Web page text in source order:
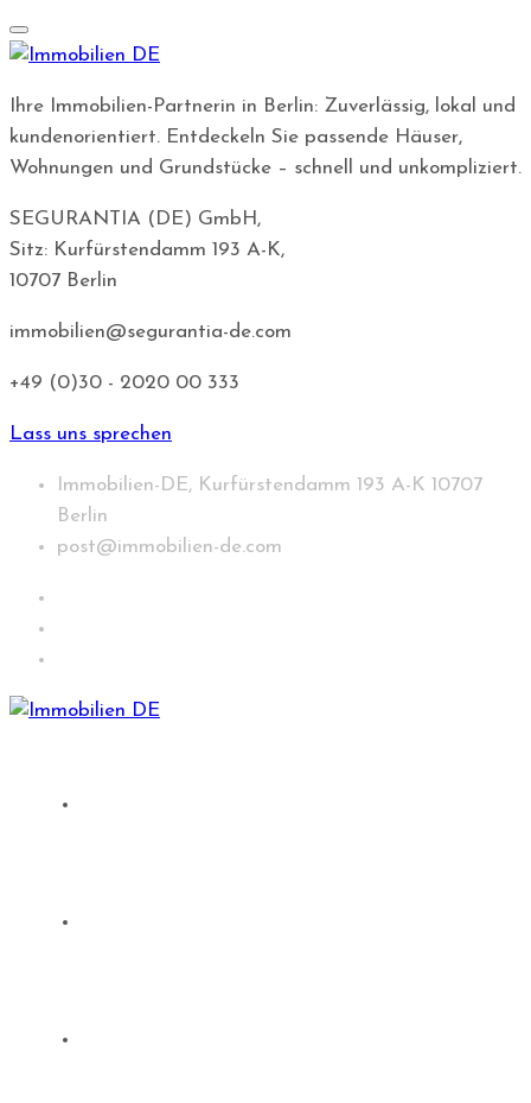
Ihre Immobilien-Partnerin in Berlin: Zuverlässig, lokal und
kundenorientiert. Entdeckeln Sie passende Häuser,
Wohnungen und Grundstücke – schnell und unkompliziert.
SEGURANTIA (DE) GmbH,
Sitz: Kurfürstendamm 193 A-K,
10707 Berlin
immobilien@segurantia-de.com
+49 (0)30 - 2020 00 333
Lass uns sprechen
Immobilien-DE, Kurfürstendamm 193 A-K 10707
Berlin
post@immobilien-de.com